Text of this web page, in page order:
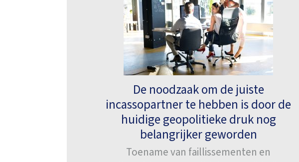
De noodzaak om de juiste
incassopartner te hebben is door de
huidige geopolitieke druk nog
belangrijker geworden
Toename van faillissementen en